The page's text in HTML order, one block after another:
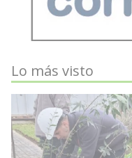
Lo más visto